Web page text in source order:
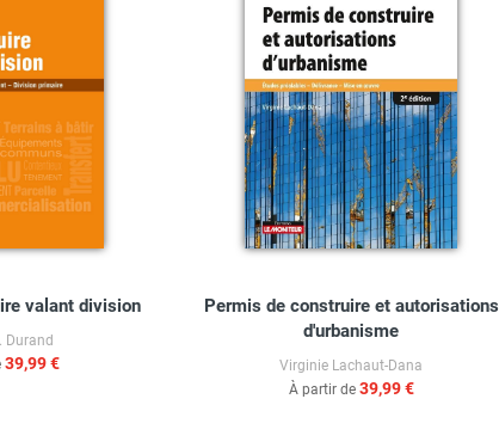
valant division
Durand
39,99 €
Permis de construire et autorisations
d'urbanisme
Virginie Lachaut-Dana
À partir de 39,99 €